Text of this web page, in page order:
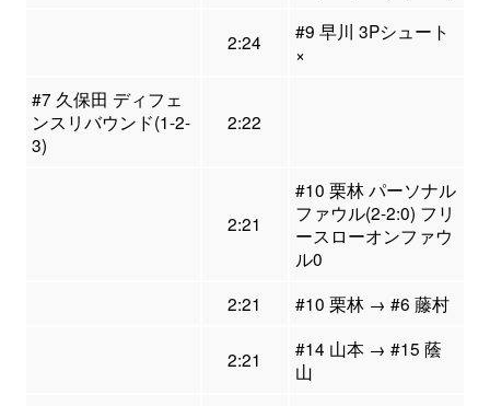
2:24
#9 早川 3Pシュート
×
#7 久保田 ディフェ
ンスリバウンド(1-2-
3)
2:22
2:21
#10 栗林 パーソナル
ファウル(2-2:0) フリ
ースローオンファウ
ル0
2:21
#10 栗林 → #6 藤村
2:21
#14 山本 → #15 蔭
山